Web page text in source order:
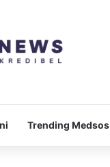
Trending Medsos